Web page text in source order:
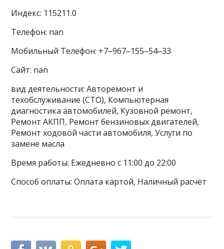
Индекс: 115211.0
Телефон: nan
Мобильный Телефон: +7‒967‒155‒54‒33
Сайт: nan
вид деятельности: Авторемонт и
техобслуживание (СТО), Компьютерная
диагностика автомобилей, Кузовной ремонт,
Ремонт АКПП, Ремонт бензиновых двигателей,
Ремонт ходовой части автомобиля, Услуги по
замене масла
Время работы: Ежедневно с 11:00 до 22:00
Способ оплаты: Оплата картой, Наличный расчёт